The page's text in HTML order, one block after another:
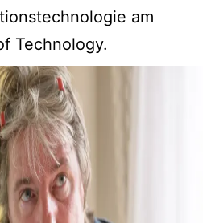
am
Technology.